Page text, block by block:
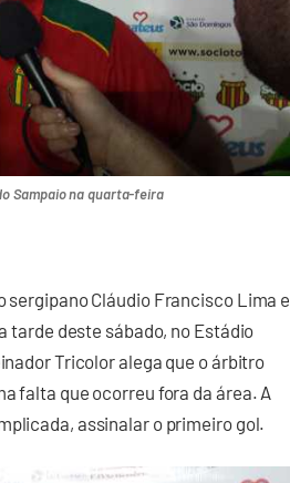
Sampaio na quarta-feira
Cláudio Francisco Lima e
tarde deste sábado, no Estádio
Tricolor alega que o árbitro
falta que ocorreu fora da área. A
assinalar o primeiro gol.